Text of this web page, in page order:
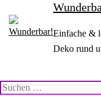
Einfache &
Deko rund
Suchen